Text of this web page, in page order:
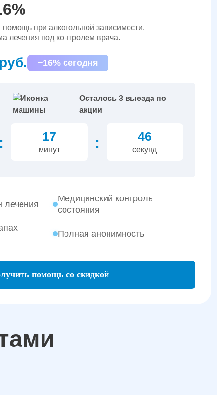
при алкогольной зависимости.
лечения под контролем врача.
−16% сегодня
Осталось 3 выезда по
акции
: 17
минут : 46
секунд
лечения
Медицинский контроль
состояния
Полная анонимность
помощь со скидкой